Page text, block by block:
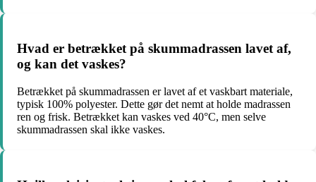
Hvad er betrækket på skummadrassen lavet af,
og kan det vaskes?
Betrækket på skummadrassen er lavet af et vaskbart materiale,
typisk 100% polyester. Dette gør det nemt at holde madrassen
ren og frisk. Betrækket kan vaskes ved 40°C, men selve
skummadrassen skal ikke vaskes.